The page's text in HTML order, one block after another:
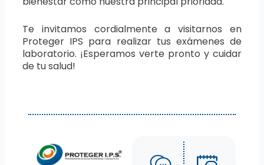
Te invitamos cordialmente a visitarnos en
Proteger IPS para realizar tus exámenes de
laboratorio. ¡Esperamos verte pronto y cuidar
de tu salud!